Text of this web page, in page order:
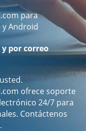
para
y Android
por correo
ofrece soporte
24/7 para
Contáctenos